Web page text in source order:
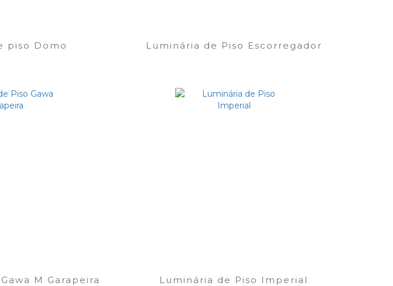
piso Domo Luminária de Piso Escorregador
M Garapeira Luminária de Piso Imperial